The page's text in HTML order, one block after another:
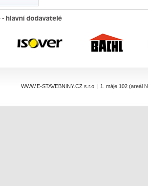
WWW.E-STAVEBNINY.CZ s.r.o. | 1. máje 102